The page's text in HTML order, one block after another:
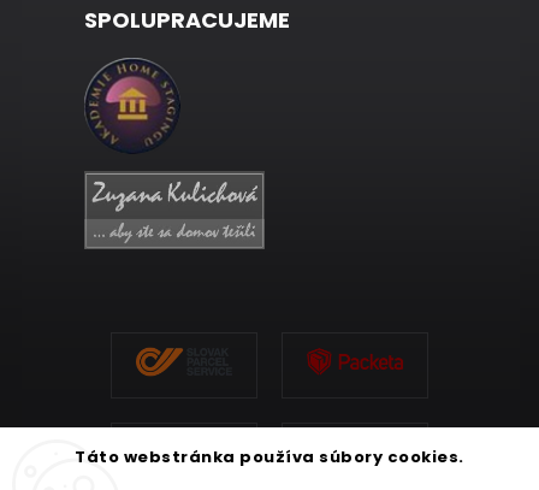
Táto webstránka používa súbory cookies.
SPOLUPRACUJEME